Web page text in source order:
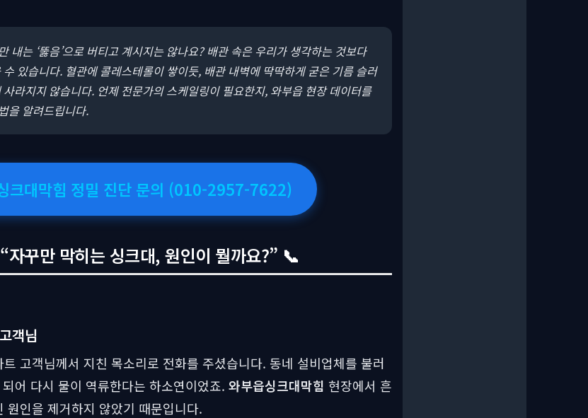
내는 ‘뚫음’으로 버티고 계시지는 않나요?배관 속은 우리가 생각하는 것보다
있습니다. 혈관에 콜레스테롤이 쌓이듯, 배관 내벽에 딱딱하게 굳은 기름 슬러
라지지 않습니다. 언제 전문가의 스케일링이 필요한지, 와부읍 현장 데이터를
을 알려드립니다.
크대막힘 정밀 진단 문의 (010-2957-7622)
자꾸만 막히는 싱크대, 원인이 뭘까요?” 📞
객님
고객님께서 지친 목소리로 전화를 주셨습니다. 동네 설비업체를 불러
어 다시 물이 역류한다는 하소연이었죠. 와부읍싱크대막힘 현장에서 흔
원인을 제거하지 않았기 때문입니다.